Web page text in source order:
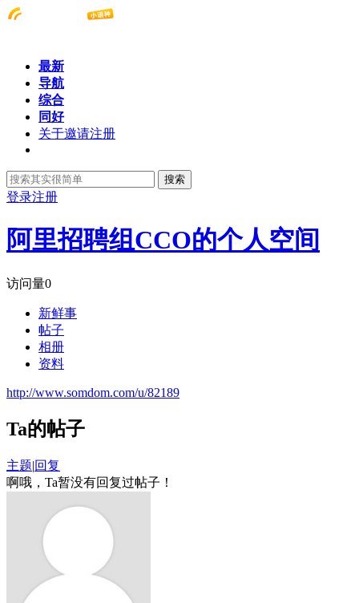
最新
导航
综合
同好
关于邀请注册
搜索
登录注册
阿里招聘组CCO的个人空间
访问量0
新鲜事
帖子
相册
资料
http://www.somdom.com/u/82189
Ta的帖子
主题|回复
啊哦，Ta暂没有回复过帖子！